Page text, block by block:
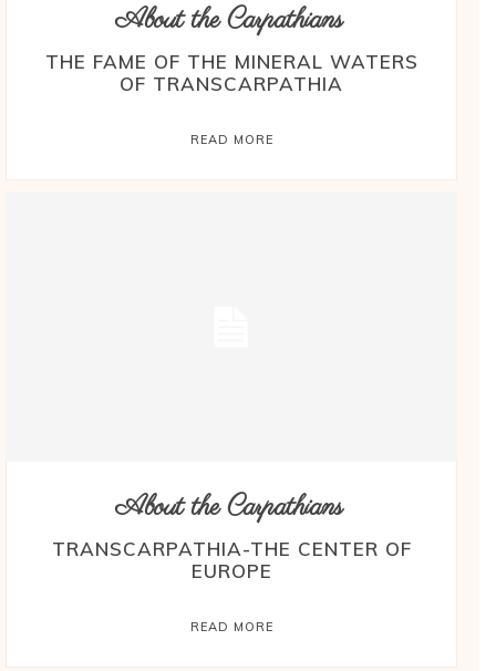
About the Carpathians
THE FAME OF THE MINERAL WATERS
OF TRANSCARPATHIA
READ MORE
About the Carpathians
TRANSCARPATHIA-THE CENTER OF
EUROPE
READ MORE